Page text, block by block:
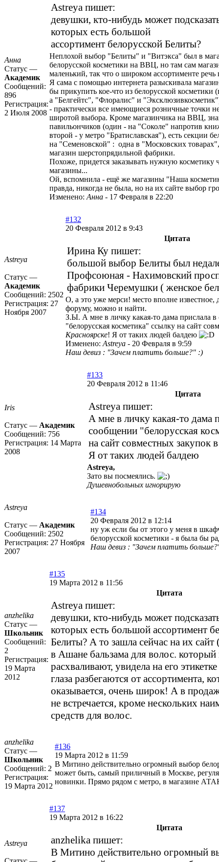
Анна
Статус —
Академик
Сообщений:
896
Регистрация:
2 Июля 2008
Astreya пишет:
девушки, кто-нибудь может
которых есть большой
ассортимент белорусской Белиты?
Неплохой выбор "Белиты" и "Витэкса" был в
белорусской косметики на ВВЦ, но там сам
маленький, так что о широком ассортименте речь
Я сама с помощью интернета разыскивала
бы прикупить кое-что из белорусской косметики
а "Белгейтс", "Флоралис" и
- практически все имеющиеся розничные точки
широтой выбора. Кроме магазинчика на ВВЦ,
павильончиков (один - на "Соколе" напротив
второй - у метро "Братиславская"), есть секции
на "Семеновской" : одна в "Московских
магазин шерстопрядильной фабрики.
Похоже, придется заказывать нужную косметику
магазины...
Ой, вспомнила - ещё же магазины "Наша
правда, никогда не была, но на их сайте выбор
Изменено: Анна - 17 Февраля в 22:20
Astreya
Статус —
Академик
Сообщений: 2502
Регистрация: 27
Ноября 2007
#132
20 Февраля 2012 в 9:43
Цитата
Ирина Ку пишет:
большой выбор Белиты был
Профсоюная - Нахимовский
фабрики Черемушки ( женское
О, а это уже мерси! место вполне
форуму, можно и найти.
З.Ы. А мне в личку какая-то дама прислала
"белорусская косметика" ссылку на сайт
Красноярске! Я от таких людей балдею
Изменено: Astreya - 20 Февраля в 9:59
Наш девиз : "Зачем платить больше?" :)
Iris
Статус — Академик
Сообщений: 756
Регистрация: 14 Марта
2008
#133
20 Февраля 2012 в 11:46
Цитата
Astreya пишет:
А мне в личку какая-то дама
сообщении "белорусская
на сайт совместных закупок
Я от таких людей балдею
Astreya,
Зато вы посмеялись.
Душевнобольных игнорирую
Astreya
Статус — Академик
Сообщений: 2502
Регистрация: 27 Ноября
2007
#134
20 Февраля 2012 в 12:14
ну уж если бы от этого у меня в
белорусской косметики - я была бы
Наш девиз : "Зачем платить
anzhelika
Статус —
Школьник
Сообщений:
2
Регистрация:
19 Марта
2012
#135
19 Марта 2012 в 11:56
Цитата
Astreya пишет:
девушки, кто-нибудь может
которых есть большой ассортимент
Белиты? А то зашла сейчас на их сайт
в Ашане бальзама для волос. который
расхваливают, увидела на его
глаза разбегаются от ассортимента,
оказывается, очень широк! А в
не встречается, кроме нескольких
средств для волос.
anzhelika
Статус —
Школьник
Сообщений: 2
Регистрация:
19 Марта 2012
#136
19 Марта 2012 в 11:59
В Митино действительно огромный выбор
может быть, самый приличный в Москве,
новинки. Прямо рядом с метро, в магазине
Astreya
#137
19 Марта 2012 в 16:22
Цитата
anzhelika пишет:
В Митино действительно огромный